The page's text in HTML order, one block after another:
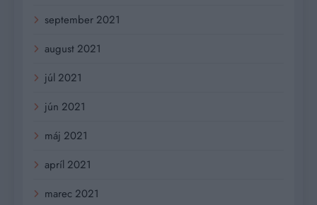
september 2021
august 2021
júl 2021
jún 2021
máj 2021
apríl 2021
marec 2021